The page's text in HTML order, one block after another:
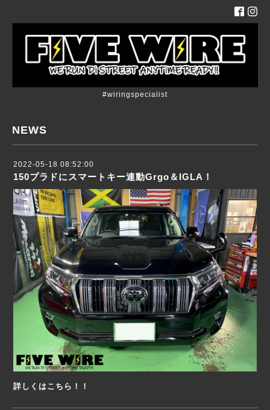
#wiringspecialist
NEWS
2022-05-18 08:52:00
150プラドにスマートキー連動Grgo＆IGLA！
詳しくはこちら！！